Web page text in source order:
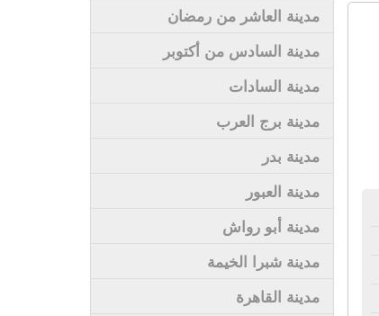
مدينة العاشر من رمضان
مدينة السادس من أكتوبر
مدينة السادات
مدينة برج العرب
مدينة بدر
مدينة العبور
مدينة أبو رواش
مدينة شبرا الخيمة
مدينة القاهرة